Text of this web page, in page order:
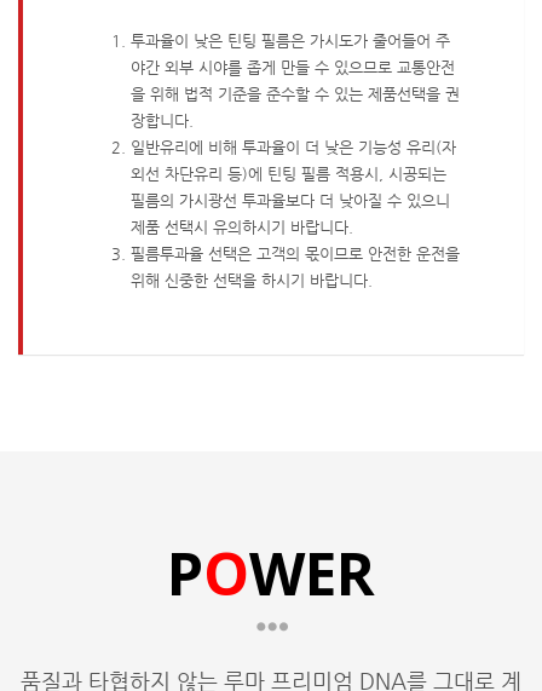
투과율이 낮은 틴팅 필름은 가시도가 줄어들어 주
야간 외부 시야를 좁게 만들 수 있으므로 교통안전
을 위해 법적 기준을 준수할 수 있는 제품선택을 권
장합니다.
일반유리에 비해 투과율이 더 낮은 기능성 유리(자
외선 차단유리 등)에 틴팅 필름 적용시, 시공되는
필름의 가시광선 투과율보다 더 낮아질 수 있으니
제품 선택시 유의하시기 바랍니다.
필름투과율 선택은 고객의 몫이므로 안전한 운전을
위해 신중한 선택을 하시기 바랍니다.
POWER
품질과 타협하지 않는 루마 프리미엄 DNA를 그대로 계